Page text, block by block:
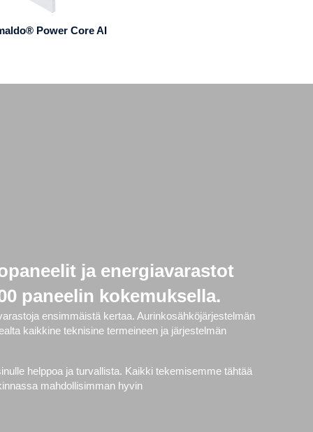
Power Core AI
ja energiavarastot
paneelin kokemuksella.
ensimmäistä kertaa. Aurinkosähköjärjestelmän
kaikkine teknisine termeineen ja järjestelmän
helppoa ja turvallista. Kaikki tekemisemme tähtää
mahdollisimman hyvin